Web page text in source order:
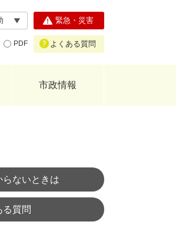
PDF
緊急・災害
よくある質問
市政情報
らないときは
る質問